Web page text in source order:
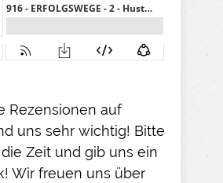
Rezensionen auf
uns sehr wichtig! Bitte
Zeit und gib uns ein
Wir freuen uns über